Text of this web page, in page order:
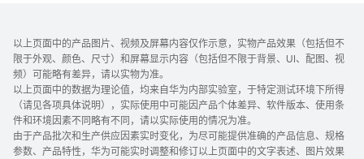
以上页面中的产品图片、视频及屏幕内容仅作示意，实物产品效果（包括但不
限于外观、颜色、尺寸）和屏幕显示内容（包括但不限于背景、UI、配图、视
频）可能略有差异，请以实物为准。
以上页面中的数据为理论值，均来自华为内部实验室，于特定测试环境下所得
（请见各项具体说明），实际使用中可能因产品个体差异、软件版本、使用条
件和环境因素不同略有不同，请以实际使用的情况为准。
由于产品批次和生产供应因素实时变化，为尽可能提供准确的产品信息、规格
参数、产品特性，华为可能实时调整和修订以上页面中的文字表述、图片效果